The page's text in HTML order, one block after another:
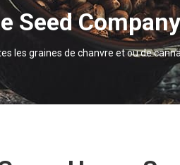
Seed
les graines de chanvre et ou de